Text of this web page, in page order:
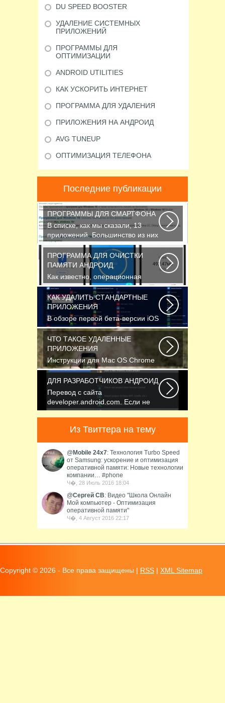
DU SPEED BOOSTER
УДАЛЕНИЕ СИСТЕМНЫХ
ПРИЛОЖЕНИЙ
ПРОГРАММЫ ДЛЯ
ОПТИМИЗАЦИИ
ANDROID UTILITIES
КАК УСКОРИТЬ ИНТЕРНЕТ
ПРОГРАММА ДЛЯ УДАЛЕНИЯ
ПРИЛОЖЕНИЯ НА АНДРОИД
AVG TUNEUP
ОПТИМИЗАЦИЯ ТЕЛЕФОНА
Последние публикации
ПРОГРАММЫ ДЛЯ СМАРТФОНА
В списке, как мы сказали, 13
приложений. Большинство из них
кросс-платформенные...
ПРОГРАММА ДЛЯ ОЧИСТКИ
ПАМЯТИ АНДРОИД
Как известно, операционная
система Android, также как и
Windows, страдает...
КАК УДАЛИТЬ СТАНДАРТНЫЕ
ПРИЛОЖЕНИЯ
В обзоре первой бета-версии iOS
10 мы рассказали вам, что в
новой версии...
ЧТО ТАКОЕ УДАЛЕННЫЕ
ПРИЛОЖЕНИЯ
Инструкции для Mac OS Chrome
начнет скачивать DMG-файл.
Нажмите Сохранить...
ДЛЯ РАЗРАБОТЧИКОВ АНДРОИД
Перевод с сайта
developer.android.com. Если не
указано иное, этот контент...
Из Твиттера на тему
@ Mobile 24x7: Технология Turbo Speed
от Samsung: ускорение и оптимизация
оперативной памяти: Новые технологии
компании… #phone
Ч�, 28 Июль 2016 18:04
@Сергей СВ: Видео "Школа Онлайн
Мой компьютер - Оптимизация
оперативной памяти"
Ч�, 4 Август 2016 22:17
Copyright © 2026 - Все права защищены | RSS | XML Sitemap